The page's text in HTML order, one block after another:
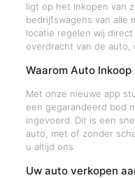
ligt op het inkopen van
bedrijfswagens van alle
locatie regelen wij
overdracht van de auto,
Waarom Auto Inkoop
Met onze nieuwe app
een gegarandeerd bod
ingevoerd. Dit is een
auto, met of zonder
u altijd ons
Uw auto verkopen